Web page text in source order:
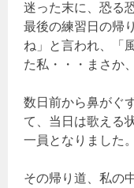
迷った末に、恐る
最後の練習日の帰
ね」と言われ、「
た私・・・まさか
数日前から鼻がぐ
て、当日は歌える
一員となりました。
その帰り道、私の